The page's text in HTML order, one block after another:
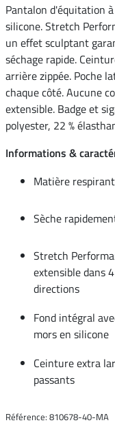
Pantalon d'équitation
silicone. Stretch
un effet sculptant
séchage rapide.
arrière zippée. Poche
chaque côté. Aucune
extensible. Badge et
polyester, 22 %
Informations &
Matière
Sèche
Stretch
extensible dans 4
directions
Fond intégral
mors en silicone
Ceinture extra
passants
Référence: 810678-40-MA